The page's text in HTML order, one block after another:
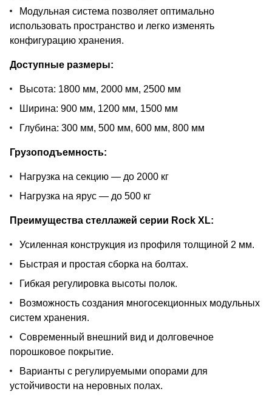
Модульная система позволяет оптимально
использовать пространство и легко изменять
конфигурацию хранения.
Доступные размеры:
Высота: 1800 мм, 2000 мм, 2500 мм
Ширина: 900 мм, 1200 мм, 1500 мм
Глубина: 300 мм, 500 мм, 600 мм, 800 мм
Грузоподъемность:
Нагрузка на секцию — до 2000 кг
Нагрузка на ярус — до 500 кг
Преимущества стеллажей серии Rock XL:
Усиленная конструкция из профиля толщиной 2 мм.
Быстрая и простая сборка на болтах.
Гибкая регулировка высоты полок.
Возможность создания многосекционных модульных
систем хранения.
Современный внешний вид и долговечное
порошковое покрытие.
Варианты с регулируемыми опорами для
устойчивости на неровных полах.